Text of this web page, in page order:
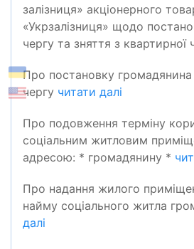
залізниця» акціонерного
«Укрзалізниця» щодо
чергу та зняття з квартирної
Про постановку
чергу читати далі
Про подовження терміну
соціальним житловим
адресою: * громадянину *
Про надання жилого
найму соціального житла
далі